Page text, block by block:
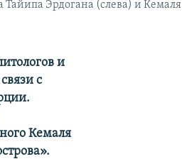
Эрдогана (слева) и Кемаля
и
с
Кемаля